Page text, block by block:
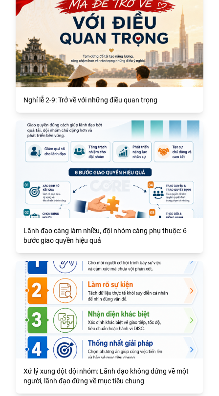
Nghỉ lễ 2-9: Trở về với những điều quan trọng
Lãnh đạo càng làm nhiều, đội nhóm càng phụ thuộc: 6
bước giao quyền hiệu quả
Xử lý xung đột đội nhóm: Lãnh đạo không đứng về một
người, lãnh đạo đứng về mục tiêu chung